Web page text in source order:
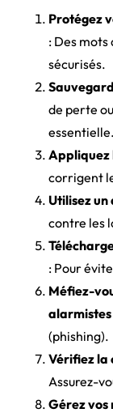
Protégez
: Des mots
sécurisés.
de perte
essentielle.
Appliquez
corrigent
Utilisez
contre les
: Pour
Méfiez-
alarmistes
(phishing).
Vérifiez la
Assurez-
Gérez vos